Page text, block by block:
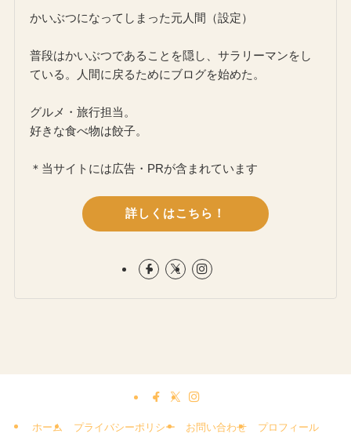
かいぶつになってしまった元人間（設定）
普段はかいぶつであることを隠し、サラリーマンをし
ている。人間に戻るためにブログを始めた。
グルメ・旅行担当。
好きな食べ物は餃子。
＊当サイトには広告・PRが含まれています
詳しくはこちら！
ホーム プライバシーポリシー お問い合わせ プロフィール